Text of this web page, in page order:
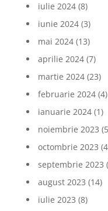
iulie 2024(8)
iunie 2024(3)
mai 2024(13)
aprilie 2024(7)
martie 2024(23)
februarie 2024(4)
ianuarie 2024(1)
noiembrie 2023
octombrie 2023
septembrie 2023
august 2023 (14)
iulie 2023 (8)